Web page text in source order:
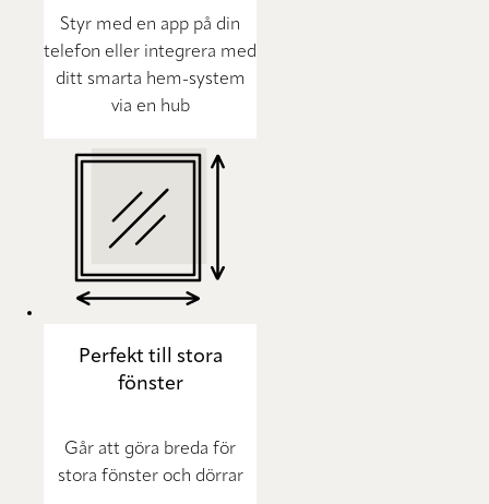
Styr med en app på din
telefon eller integrera med
ditt smarta hem-system
via en hub
Perfekt till stora
fönster
Går att göra breda för
stora fönster och dörrar